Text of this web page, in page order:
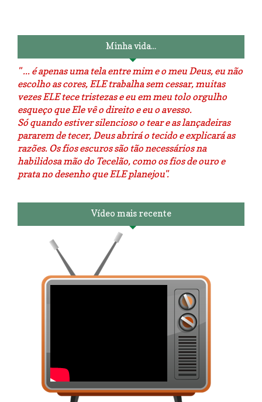
Minha vida...
" ... é apenas uma tela entre mim e o meu Deus, eu não
escolho as cores, ELE trabalha sem cessar, muitas
vezes ELE tece tristezas e eu em meu tolo orgulho
esqueço que Ele vê o direito e eu o avesso.
Só quando estiver silencioso o tear e as lançadeiras
pararem de tecer, Deus abrirá o tecido e explicará as
razões. Os fios escuros são tão necessários na
habilidosa mão do Tecelão, como os fios de ouro e
prata no desenho que ELE planejou".
Vídeo mais recente